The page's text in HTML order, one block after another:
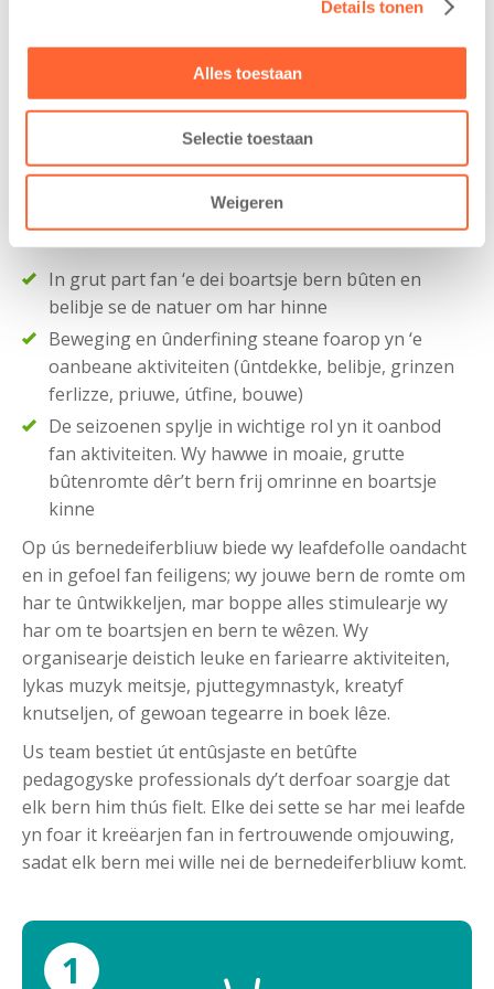
Details tonen
Alles toestaan
Selectie toestaan
Weigeren
kind met veel plezier naar de opvang gaat.
In soad bûtenspul
Dizze lokaasje is inlokaasje Binnenstebûten. In
lokaasje Binnenstebûten is in bernedeiferbliuw dêr’t it
belibjen fan de natuer en de eleminten om dy hinne
In grut part fan ‘e dei boartsje bern bûten en
belibje se de natuer om har hinne
Beweging en ûnderfining steane foarop yn ‘e
oanbeane aktiviteiten (ûntdekke, belibje, grinzen
ferlizze, priuwe, útfine, bouwe)
De seizoenen spylje in wichtige rol yn it oanbod
fan aktiviteiten. Wy hawwe in moaie, grutte
bûtenromte dêr’t bern frij omrinne en boartsje
kinne
Op ús bernedeiferbliuw biede wy leafdefolle oandacht
en in gefoel fan feiligens; wy jouwe bern de romte om
har te ûntwikkeljen, mar boppe alles stimulearje wy
har om te boartsjen en bern te wêzen. Wy
organisearje deistich leuke en fariearre aktiviteiten,
lykas muzyk meitsje, pjuttegymnastyk, kreatyf
knutseljen, of gewoan tegearre in boek lêze.
Us team bestiet út entûsjaste en betûfte
pedagogyske professionals dy’t derfoar soargje dat
elk bern him thús fielt. Elke dei sette se har mei leafde
yn foar it kreëarjen fan in fertrouwende omjouwing,
sadat elk bern mei wille nei de bernedeiferbliuw komt.